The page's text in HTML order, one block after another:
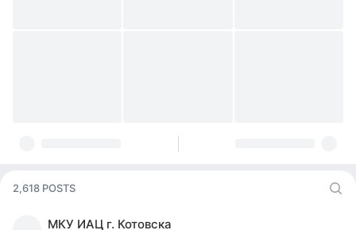
2,618 POSTS
МКУ ИАЦ г. Котовска